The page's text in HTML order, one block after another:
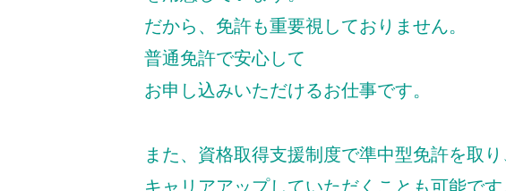
だから、免許も重要視しておりません。
普通免許で安心して
お申し込みいただけるお仕事です。
また、資格取得支援制度で準中型免許を取
キャリアアップしていただくことも可能で